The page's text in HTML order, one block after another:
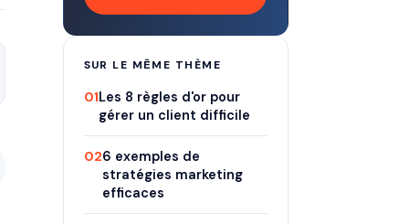
SUR LE MÊME THÈME
01Les 8 règles d'or pour
gérer un client difficile
026 exemples de
stratégies marketing
efficaces